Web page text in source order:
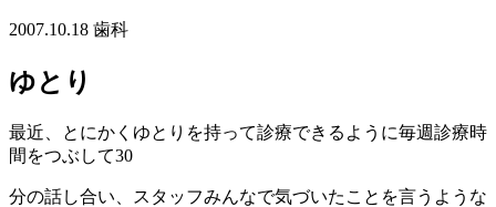
2007.10.18 歯科
ゆとり
最近、とにかくゆとりを持って診療できるように毎週診療時
間をつぶして30
分の話し合い、スタッフみんなで気づいたことを言うような